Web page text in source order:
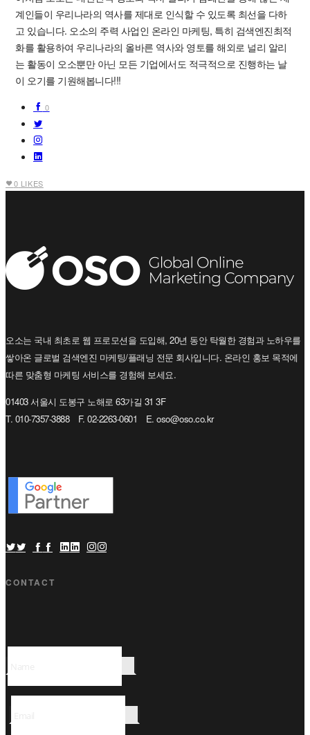
계인들이 우리나라의 역사를 제대로 인식할 수 있도록 최선을 다하
고 있습니다. 오소의 주력 사업인 온라인 마케팅, 특히 검색엔진최적
화를 활용하여 우리나라의 올바른 역사와 영토를 해외로 널리 알리
는 활동이 오소뿐만 아닌 모든 기업에서도 적극적으로 진행하는 날
이 오기를 기원해봅니다!!!
0
0 LIKES
오소는 국내 최초로 웹 프로모션을 도입해, 20년 동안 탁월한 경험과 노하우를
쌓아온 글로벌 검색엔진 마케팅/플래닝 전문 회사입니다. 온라인 홍보 목적에
따른 맞춤형 마케팅 서비스를 경험해 보세요.
01403 서울시 도봉구 노해로 63가길 31 3F
T. 010-7357-3888 F. 02-2263-0601 E. oso@oso.co.kr
CONTACT